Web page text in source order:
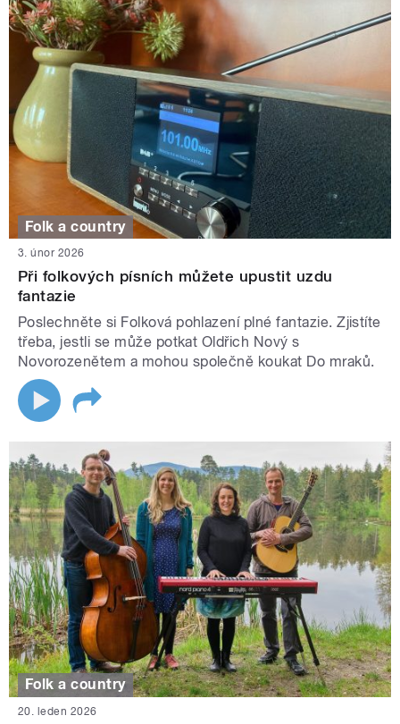
Folk a country
3. únor 2026
Při folkových písních můžete upustit uzdu
fantazie
Poslechněte si Folková pohlazení plné fantazie. Zjistíte
třeba, jestli se může potkat Oldřich Nový s
Novorozenětem a mohou společně koukat Do mraků.
Folk a country
20. leden 2026